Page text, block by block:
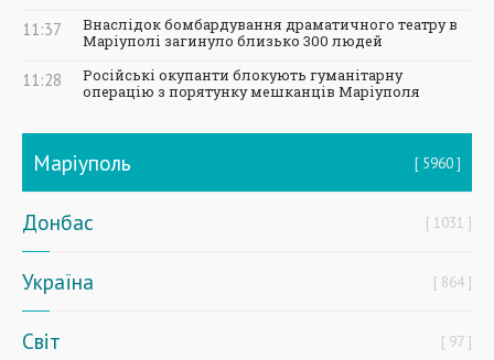
11:37
Внаслідок бомбардування драматичного театру в
Маріуполі загинуло близько 300 людей
11:28
Російські окупанти блокують гуманітарну
операцію з порятунку мешканців Маріуполя
Маріуполь 5960
Донбас 1031
Україна 864
Світ 97